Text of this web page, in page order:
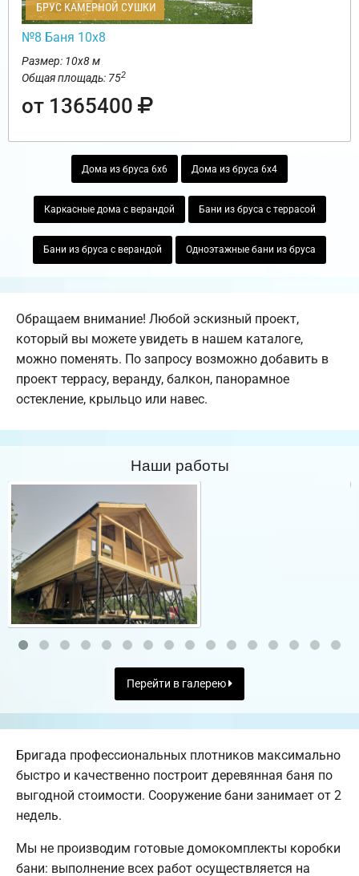
БРУС КАМЕРНОЙ СУШКИ
№8 Баня 10х8
Размер: 10х8 м
Общая площадь: 752
от 1365400
Дома из бруса 6х6 Дома из бруса 6х4
Каркасные дома с верандой Бани из бруса с террасой
Бани из бруса с верандой Одноэтажные бани из бруса
Обращаем внимание! Любой эскизный проект,
который вы можете увидеть в нашем каталоге,
можно поменять. По запросу возможно добавить в
проект террасу, веранду, балкон, панорамное
остекление, крыльцо или навес.
Наши работы
Перейти в галерею
Бригада профессиональных плотников максимально
быстро и качественно построит деревянная баня по
выгодной стоимости. Сооружение бани занимает от 2
недель.
Мы не производим готовые домокомплекты коробки
бани: выполнение всех работ осуществляется на